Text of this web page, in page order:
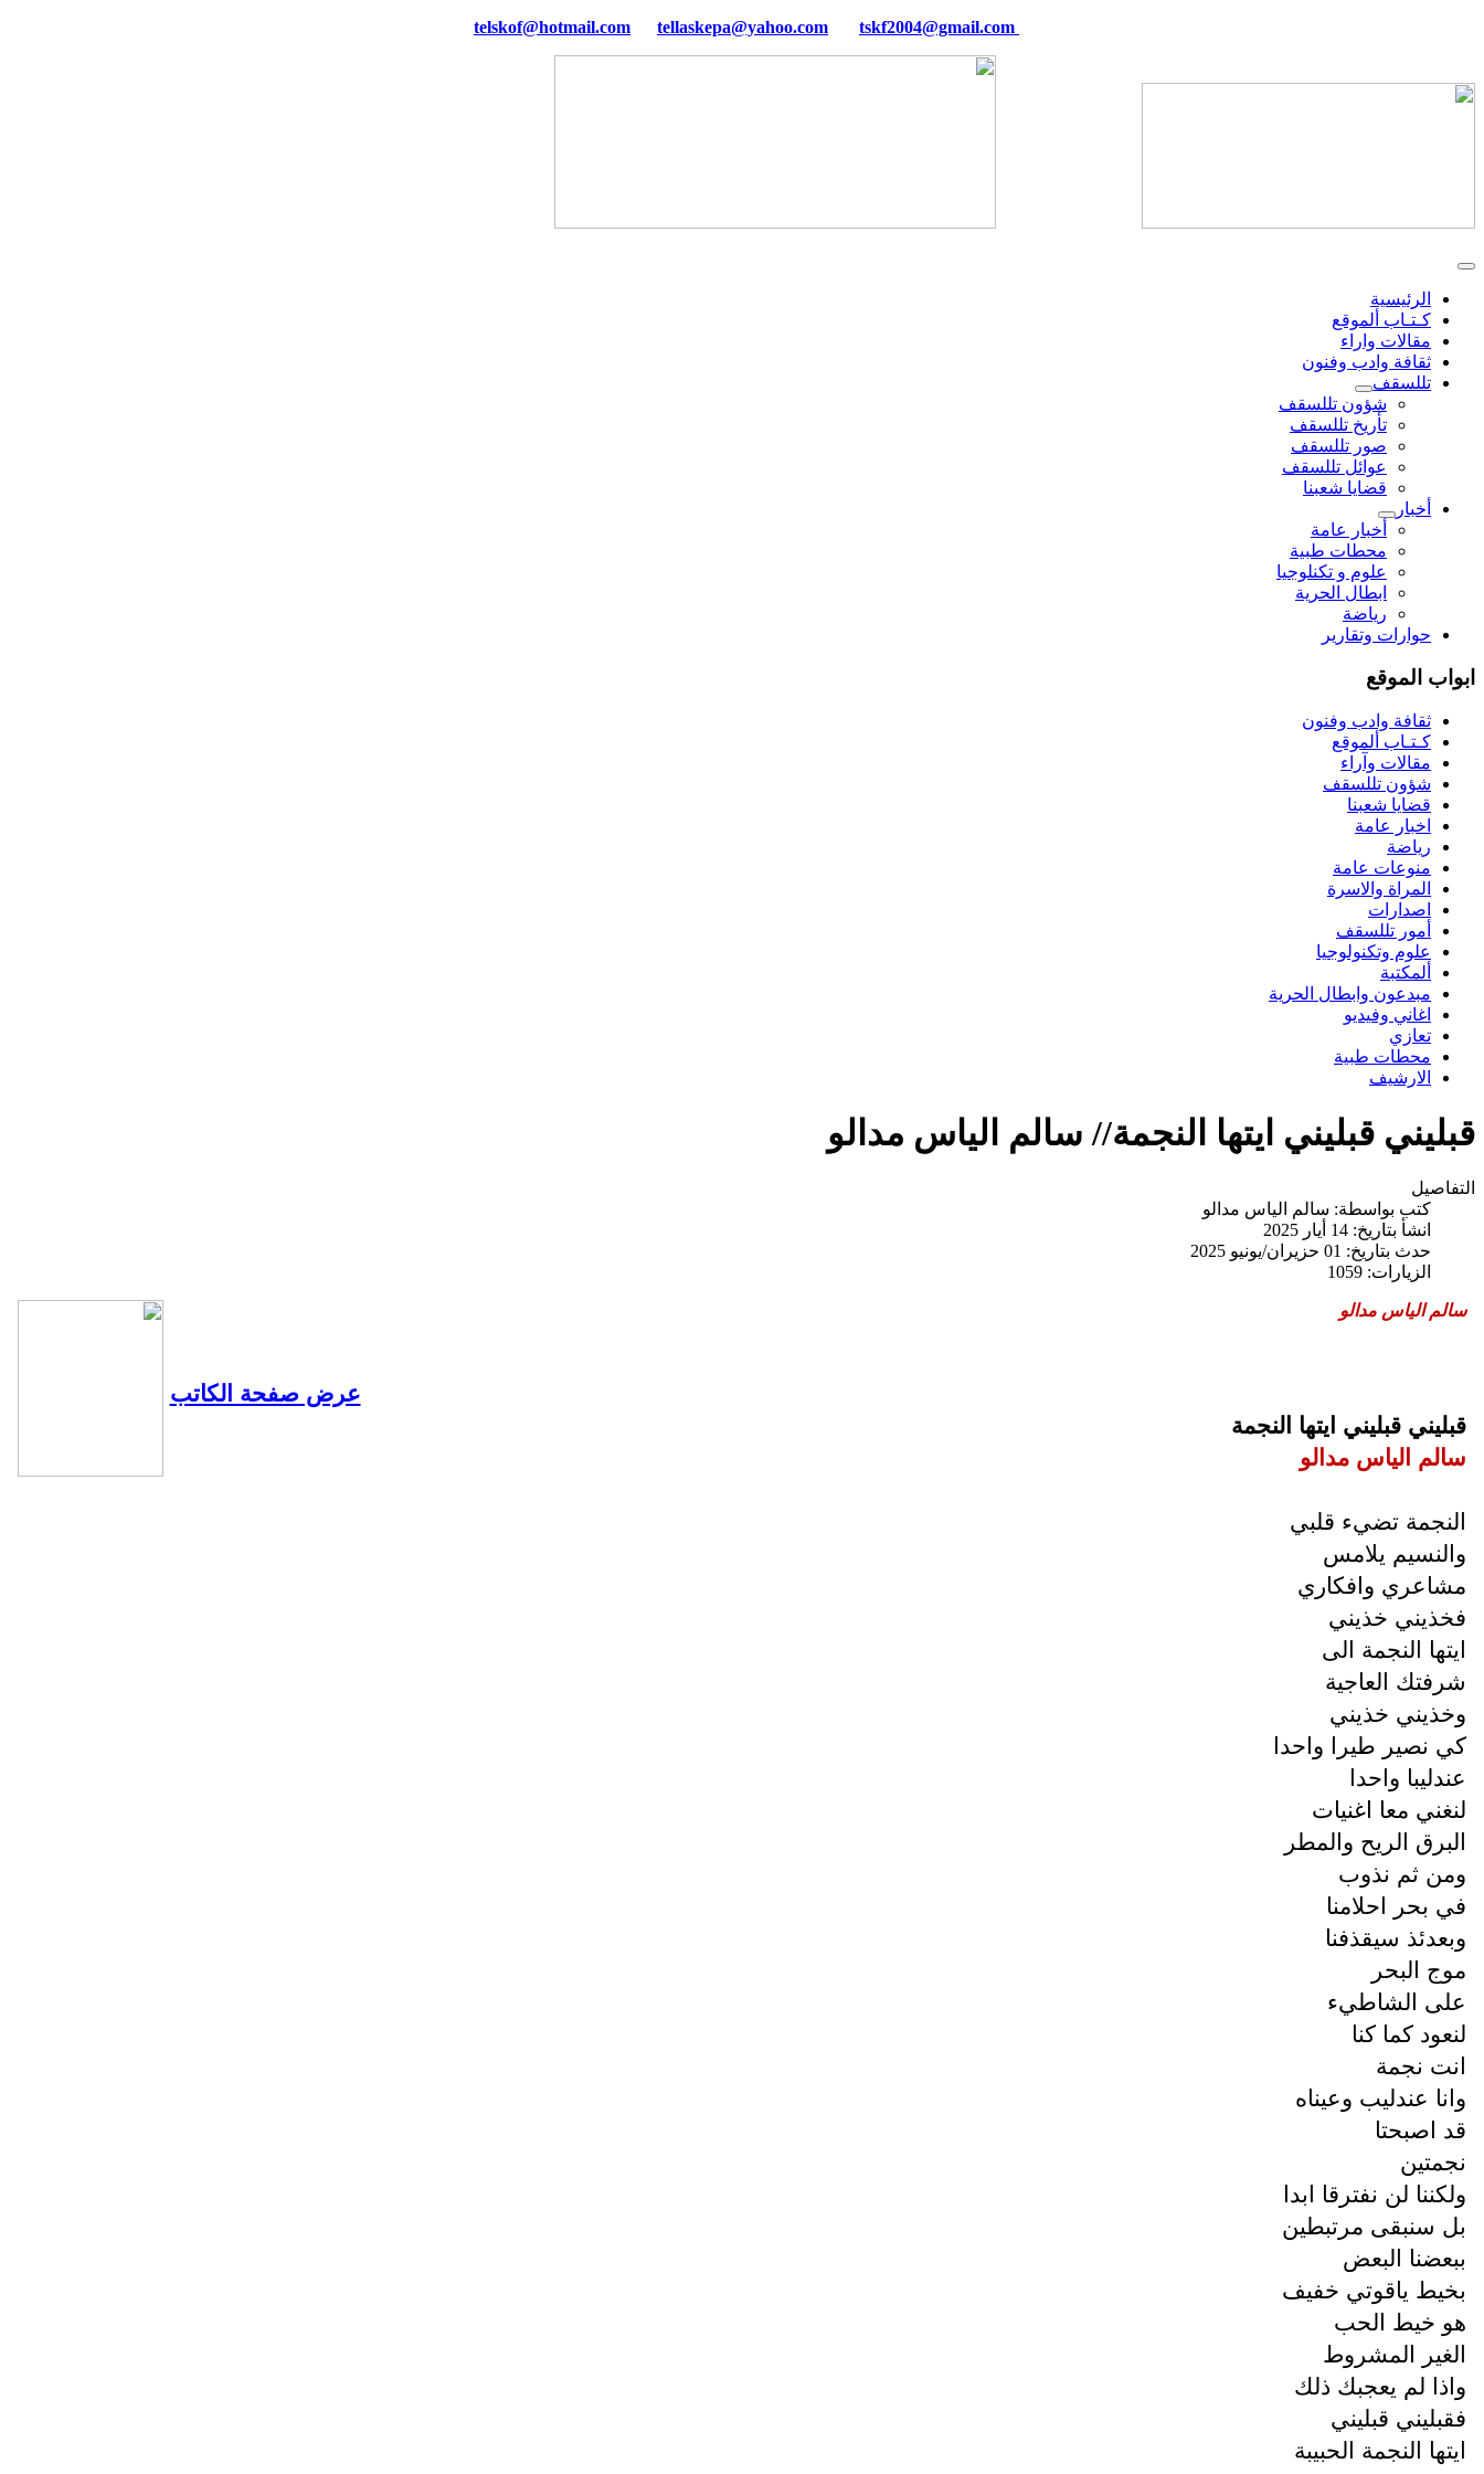
tellaskepa@yahoo.com tskf2004@gmail.com
الرئيسية
كـتـاب ألموقع
مقالات واراء
ثقافة وادب وفنون
تللسقف
شؤون تللسقف
تأريخ تللسقف
صور تللسقف
عوائل تللسقف
قضايا شعبنا
أخبار
أخبار عامة
محطات طبية
علوم و تکنلوجیا
ابطال الحرية
رياضة
حوارات وتقارير
ابواب الموقع
ثقافة وادب وفنون
كـتـاب ألموقع
مقالات وآراء
شؤون تللسقف
قضايا شعبنا
اخبار عامة
رياضة
منوعات عامة
المراة والاسرة
اصدارات
أمور تللسقف
علوم وتكنولوجيا
ألمكتبة
مبدعون وابطال الحرية
اغاني وفيديو
تعازي
محطات طبية
الارشيف
قبليني قبليني ايتها النجمة// سالم الياس مدالو
التفاصيل
كتب بواسطة: سالم الياس مدالو
انشأ بتاريخ: 14 أيار 2025
حدث بتاريخ: 01 حزيران/يونيو 2025
الزيارات: 1059
سالم الياس مدالو
عرض صفحة الكاتب
قبليني قبليني ايتها النجمة
سالم الياس مدالو
النجمة تضيء قلبي
والنسيم يلامس
مشاعري وافكاري
فخذيني خذيني
ايتها النجمة الى
شرفتك العاجية
وخذيني خذيني
كي نصير طيرا واحدا
عندليبا واحدا
لنغني معا اغنيات
البرق الريح والمطر
ومن ثم نذوب
في بحر احلامنا
وبعدئذ سيقذفنا
موج البحر
على الشاطيء
لنعود كما كنا
انت نجمة
وانا عندليب وعيناه
قد اصبحتا
نجمتين
ولكننا لن نفترقا ابدا
بل سنبقى مرتبطين
ببعضنا البعض
بخيط ياقوتي خفيف
هو خيط الحب
الغير المشروط
واذا لم يعجبك ذلك
فقبليني قبليني
ايتها النجمة الحبيبة